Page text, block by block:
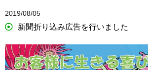
2019/08/05
新聞折り込み広告を行いました